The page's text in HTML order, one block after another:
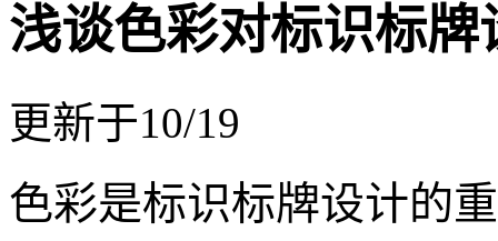
浅谈色彩对标识标牌
更新于10/19
色彩是标识标牌设计的